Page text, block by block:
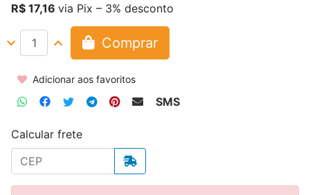
R$ 17,16 via Pix – 3% desconto
Comprar
Adicionar aos favoritos
SMS
Calcular frete